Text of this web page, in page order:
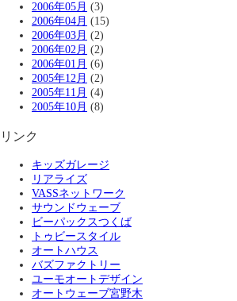
2006年05月 (3)
2006年04月 (15)
2006年03月 (2)
2006年02月 (2)
2006年01月 (6)
2005年12月 (2)
2005年11月 (4)
2005年10月 (8)
リンク
キッズガレージ
リアライズ
VASSネットワーク
サウンドウェーブ
ビーパックスつくば
トゥビースタイル
オートハウス
バズファクトリー
ユーモオートデザイン
オートウェーブ宮野木